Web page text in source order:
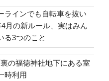
ラインでも自転車を抜い
月の新ルール、実はみん
る3つのこと
の福徳神社地下にある室
時利用